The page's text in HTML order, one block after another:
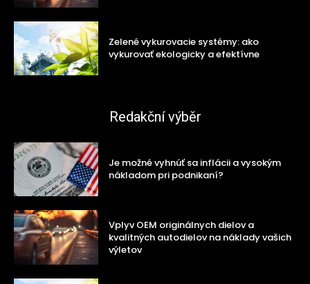
Zelené vykurovacie systémy: ako
vykurovať ekologicky a efektívne
Redakční výběr
Je možné vyhnúť sa inflácii a vysokým
nákladom pri podnikaní?
Vplyv OEM originálnych dielov a
kvalitných autodielov na náklady vašich
výletov